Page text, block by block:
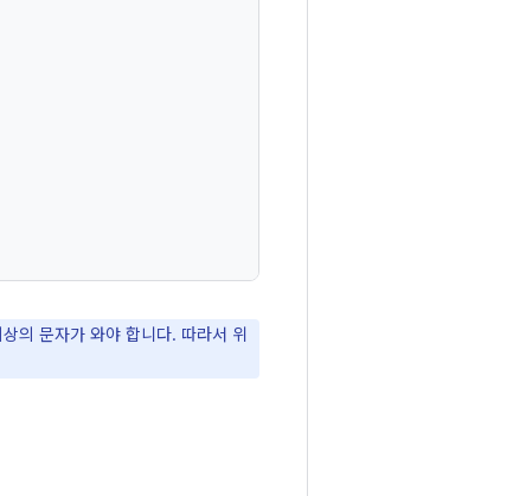
의 문자가 와야 합니다. 따라서 위